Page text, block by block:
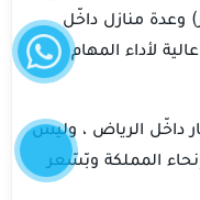
وعدة منازل داخّل
لأداء المهام
داخّل الرياض ، وليس
المملكة وبّسّعر
واتساب
الآن